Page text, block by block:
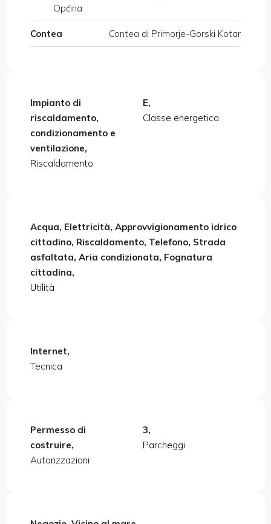
Općina
Contea Contea di Primorje-Gorski Kotar
Impianto di
riscaldamento,
condizionamento e
ventilazione,
Riscaldamento
E,
Classe energetica
Acqua, Elettricità, Approvvigionamento idrico
cittadino, Riscaldamento, Telefono, Strada
asfaltata, Aria condizionata, Fognatura
cittadina,
Utilità
Internet,
Tecnica
Permesso di
costruire,
Autorizzazioni
3,
Parcheggi